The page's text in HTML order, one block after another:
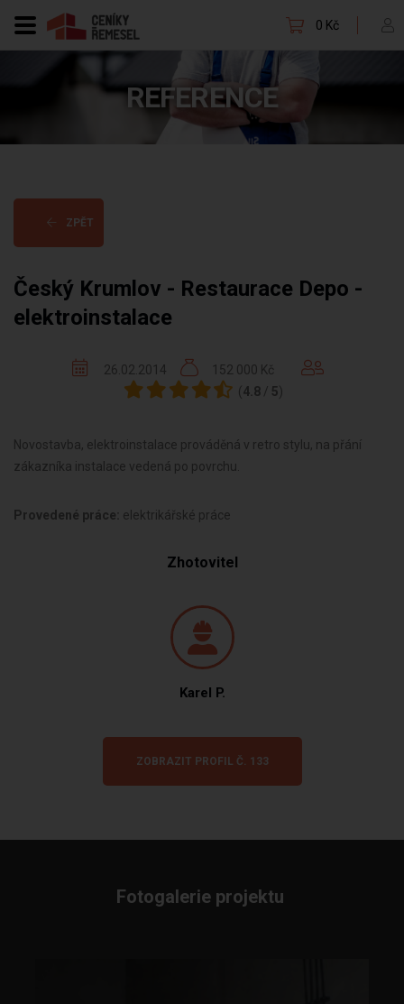
0 Kč
REFERENCE
ZPĚT
Český Krumlov - Restaurace Depo -
elektroinstalace
26.02.2014
152 000 Kč
( 4.8 / 5)
Novostavba, elektroinstalace prováděná v retro stylu, na přání
zákazníka instalace vedená po povrchu.
Provedené práce: elektrikářské práce
Zhotovitel
Karel P.
ZOBRAZIT PROFIL Č. 133
Fotogalerie projektu